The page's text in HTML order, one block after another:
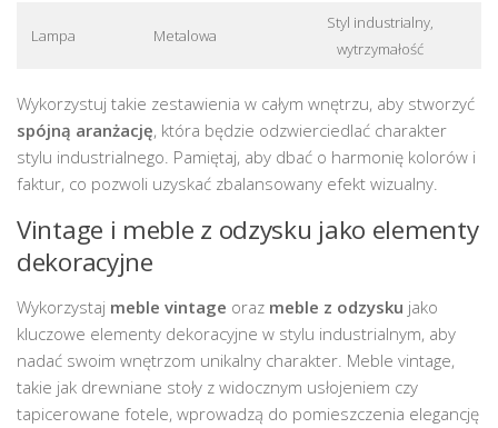
Lampa Metalowa
Styl industrialny,
wytrzymałość
Wykorzystuj takie zestawienia w całym wnętrzu, aby stworzyć
spójną aranżację, która będzie odzwierciedlać charakter
stylu industrialnego. Pamiętaj, aby dbać o harmonię kolorów i
faktur, co pozwoli uzyskać zbalansowany efekt wizualny.
Vintage i meble z odzysku jako elementy
dekoracyjne
Wykorzystaj meble vintage oraz meble z odzysku jako
kluczowe elementy dekoracyjne w stylu industrialnym, aby
nadać swoim wnętrzom unikalny charakter. Meble vintage,
takie jak drewniane stoły z widocznym usłojeniem czy
tapicerowane fotele, wprowadzą do pomieszczenia elegancję